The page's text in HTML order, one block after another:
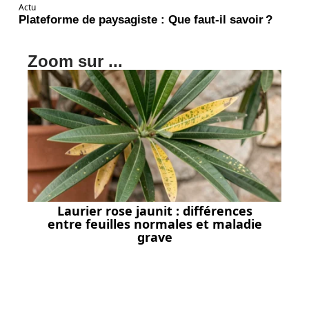
Actu
Plateforme de paysagiste : Que faut-il savoir ?
Zoom sur ...
Laurier rose jaunit : différences
entre feuilles normales et maladie
grave